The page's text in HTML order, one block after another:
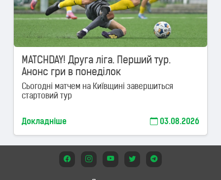
MATCHDAY! Друга ліга. Перший тур.
Анонс гри в понеділок
Сьогодні матчем на Київщині завершиться
стартовий тур
Докладніше 03.08.2026